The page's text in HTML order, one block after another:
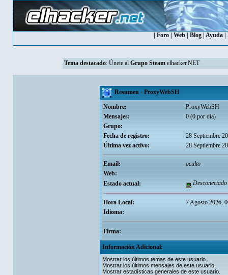
Foro| Web| Blog| Ayuda|
Tema destacado: Únete al Grupo Steamelhacker.NET
Resumen - ProxyWebSH
Nombre:
ProxyWebSH
Mensajes:
0 (0 por día)
Grupo:
Fecha de registro:
28 Septiembre
Última vez activo:
28 Septiembre
Email:
oculto
Web:
Estado actual:
Desconectado
Hora Local:
7 Agosto 2026,
Idioma:
Firma:
Información Adicional:
Mostrar los últimos temas de este usuario.
Mostrar los últimos mensajes de este usuario.
Mostrar estadísticas generales de este usuario.